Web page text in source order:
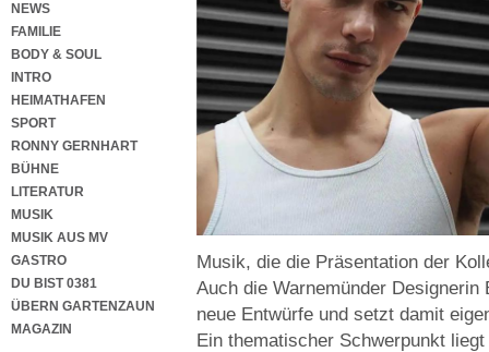
NEWS
FAMILIE
BODY & SOUL
INTRO
HEIMATHAFEN
SPORT
RONNY GERNHART
BÜHNE
LITERATUR
MUSIK
MUSIK AUS MV
GASTRO
DU BIST 0381
ÜBERN GARTENZAUN
MAGAZIN
Musik, die die Präsentation der
Auch die Warnemünder
neue Entwürfe und setzt damit
Ein thematischer Schwerpunkt